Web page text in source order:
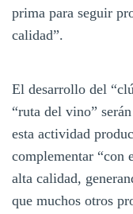
prima para seguir
calidad”.
El desarrollo del
“ruta del vino”
esta actividad
complementar “con
alta calidad,
que muchos otros